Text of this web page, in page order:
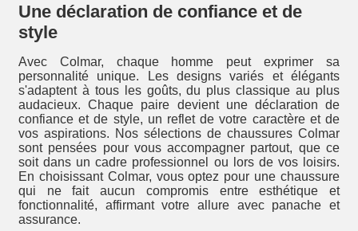
Une déclaration de confiance et de
style
Avec Colmar, chaque homme peut exprimer sa
personnalité unique. Les designs variés et élégants
s'adaptent à tous les goûts, du plus classique au plus
audacieux. Chaque paire devient une déclaration de
confiance et de style, un reflet de votre caractère et de
vos aspirations. Nos sélections de chaussures Colmar
sont pensées pour vous accompagner partout, que ce
soit dans un cadre professionnel ou lors de vos loisirs.
En choisissant Colmar, vous optez pour une chaussure
qui ne fait aucun compromis entre esthétique et
fonctionnalité, affirmant votre allure avec panache et
assurance.